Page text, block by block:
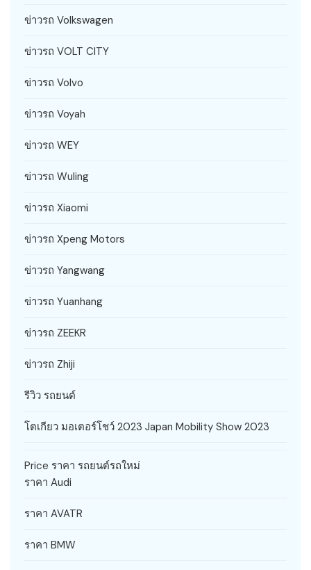
ข่าวรถ Volkswagen
ข่าวรถ VOLT CITY
ข่าวรถ Volvo
ข่าวรถ Voyah
ข่าวรถ WEY
ข่าวรถ Wuling
ข่าวรถ Xiaomi
ข่าวรถ Xpeng Motors
ข่าวรถ Yangwang
ข่าวรถ Yuanhang
ข่าวรถ ZEEKR
ข่าวรถ Zhiji
รีวิว รถยนต์
โตเกียว มอเตอร์โชว์ 2023 Japan Mobility Show 2023
Price ราคา รถยนต์รถใหม่
ราคา Audi
ราคา AVATR
ราคา BMW